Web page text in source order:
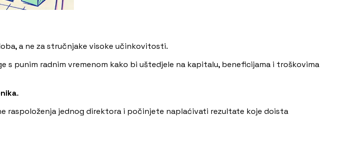
a ne za stručnjake visoke učinkovitosti.
s punim radnim vremenom kako bi uštedjele na kapitalu, beneficijama i troškovima
.
raspoloženja jednog direktora i počinjete naplaćivati rezultate koje doista